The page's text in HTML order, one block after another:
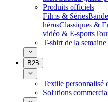
Produits officiels
Films & Séries
hérosClassiques &
vidéo & E-sports
T-shirt de la semaine
B2B
Textile personnalisé
Solutions